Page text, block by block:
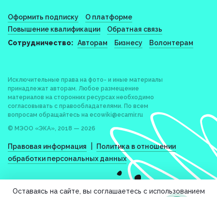
Оформить подписку
О платформе
Повышение квалификации
Обратная связь
Сотрудничество: Авторам Бизнесу Волонтерам
Исключительные права на фото- и иные материалы
принадлежат авторам. Любое размещение
материалов на сторонних ресурсах необходимо
согласовывать с правообладателями. По всем
вопросам обращайтесь на ecowiki@ecamir.ru
© МЭОО «ЭКА», 2018 — 2026
Правовая информация
Политика в отношении
обработки персональных данных
Оставаясь на сайте, вы соглашаетесь с использованием